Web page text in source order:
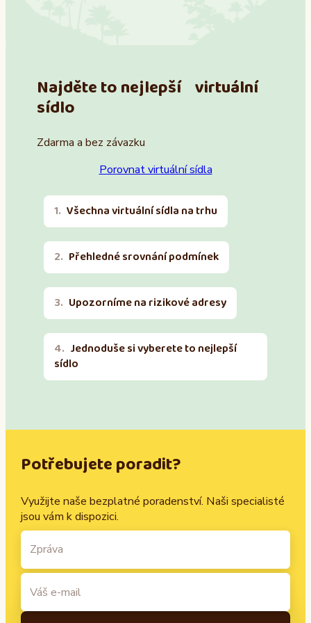
Najděte to nejlepší virtuální
sídlo
Zdarma a bez závazku
Porovnat virtuální sídla
Všechna virtuální sídla na trhu
Přehledné srovnání podmínek
Upozorníme na rizikové adresy
Jednoduše si vyberete to nejlepší
sídlo
Potřebujete poradit?
Využijte naše bezplatné poradenství. Naši specialisté
jsou vám k dispozici.